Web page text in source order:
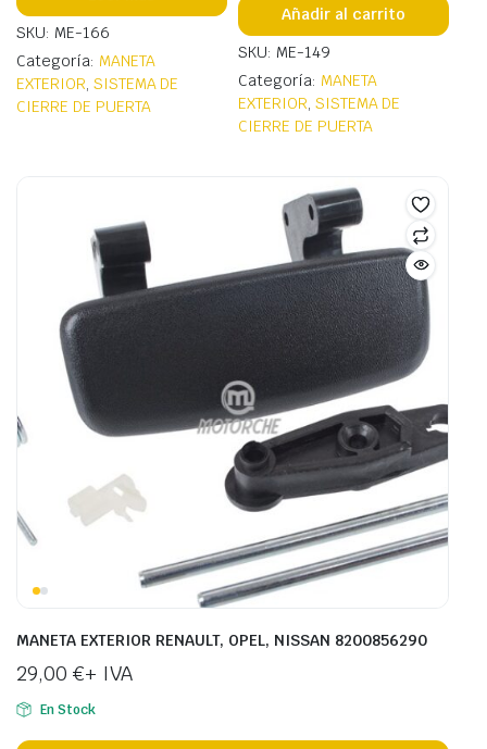
SKU: ME-166
Categoría: MANETA
EXTERIOR, SISTEMA DE
CIERRE DE PUERTA
Añadir al carrito
SKU: ME-149
Categoría: MANETA
EXTERIOR, SISTEMA DE
CIERRE DE PUERTA
MANETA EXTERIOR RENAULT, OPEL, NISSAN 8200856290
29,00 €+ IVA
En Stock